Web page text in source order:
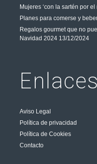
Mujeres ‘con la sartén por el
Planes para comerse y
Regalos gourmet que no
Navidad 2024 13/12/2024
Aviso Legal
Política de privacidad
Política de Cookies
Contacto